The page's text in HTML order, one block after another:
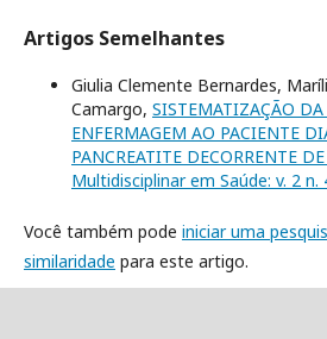
Artigos Semelhantes
Giulia Clemente Bernardes,
Camargo, SISTEMATIZAÇÃO
ENFERMAGEM AO PACIENTE
PANCREATITE DECORRENTE
Multidisciplinar em Saúde: v. 2 n.
Você também pode iniciar uma
similaridade para este artigo.